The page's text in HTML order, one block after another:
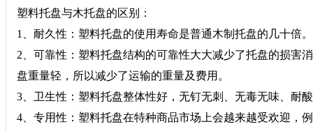
塑料托盘与木托盘的区别：
1、耐久性：塑料托盘的使用寿命是普通木制托盘的几十倍
2、可靠性：塑料托盘结构的可靠性大大减少了托盘的损害
盘重量轻，所以减少了运输的重量及费用。
3、卫生性：塑料托盘整体性好，无钉无刺、无毒无味、耐
4、专用性：塑料托盘在特种商品市场上会越来越受欢迎，